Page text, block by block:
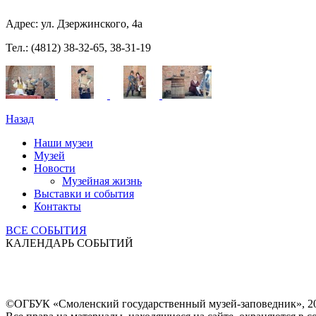
Адрес: ул. Дзержинского, 4а
Тел.: (4812) 38-32-65, 38-31-19
Назад
Наши музеи
Музей
Новости
Музейная жизнь
Выставки и события
Контакты
ВСЕ СОБЫТИЯ
КАЛЕНДАРЬ СОБЫТИЙ
©ОГБУК «Смоленский государственный музей-заповедник»,